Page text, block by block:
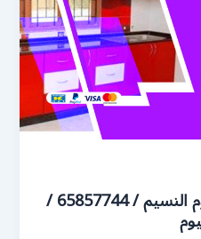
رقم تفصيل مطابخ المنيوم النسيم / 65857744 /